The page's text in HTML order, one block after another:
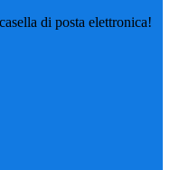
di posta elettronica!